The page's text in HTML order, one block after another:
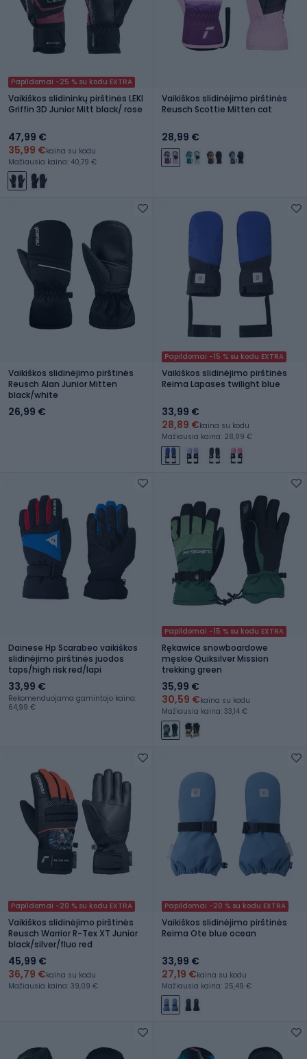
Papildomai -25 % su kodu EXTRA
Vaikiškos slidininkų pirštinės LEKI
Griffin 3D Junior Mitt black/ rose
47,99 €
35,99 €kaina su kodu
Mažiausia kaina: 40,79 €
Vaikiškos slidinėjimo pirštinės
Reusch Scottie Mitten cat
28,99 €
Vaikiškos slidinėjimo pirštinės
Reusch Alan Junior Mitten
black/white
26,99 €
Papildomai -15 % su kodu EXTRA
Vaikiškos slidinėjimo pirštinės
Reima Lapases twilight blue
33,99 €
28,89 €kaina su kodu
Mažiausia kaina: 28,89 €
Dainese Hp Scarabeo vaikiškos
slidinėjimo pirštinės juodos
taps/high risk red/lapi
33,99 €
Rekomenduojama gamintojo kaina:
64,99 €
Papildomai -15 % su kodu EXTRA
Rękawice snowboardowe
męskie Quiksilver Mission
trekking green
35,99 €
30,59 €kaina su kodu
Mažiausia kaina: 33,14 €
Papildomai -20 % su kodu EXTRA
Vaikiškos slidinėjimo pirštinės
Reusch Warrior R-Tex XT Junior
black/silver/fluo red
45,99 €
36,79 €kaina su kodu
Mažiausia kaina: 39,09 €
Papildomai -20 % su kodu EXTRA
Vaikiškos slidinėjimo pirštinės
Reima Ote blue ocean
33,99 €
27,19 €kaina su kodu
Mažiausia kaina: 25,49 €